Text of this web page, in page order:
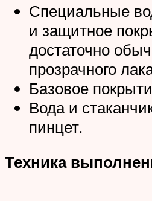
Специальные
и защитное
достаточно
прозрачного
Базовое
Вода и
пинцет.
Техника